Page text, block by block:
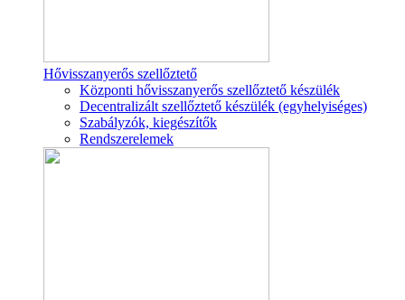
Hővisszanyerős szellőztető
Központi hővisszanyerős szellőztető készülék
Decentralizált szellőztető készülék (egyhelyiséges)
Szabályzók, kiegészítők
Rendszerelemek